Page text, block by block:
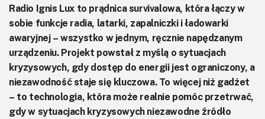
Radio Ignis Lux to prądnica survivalowa, która łączy w
sobie funkcje radia, latarki, zapalniczki i ładowarki
awaryjnej – wszystko w jednym, ręcznie napędzanym
urządzeniu. Projekt powstał z myślą o sytuacjach
kryzysowych, gdy dostęp do energii jest ograniczony, a
niezawodność staje się kluczowa. To więcej niż gadżet
– to technologia, która może realnie pomóc przetrwać,
gdy w sytuacjach kryzysowych niezawodne źródło